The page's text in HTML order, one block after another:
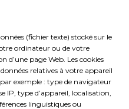
(fichier texte) stocké sur le
ordinateur ou de votre
d’une page Web. Les cookies
relatives à votre appareil
exemple : type de navigateur
IP, type d’appareil, localisation,
linguistiques ou